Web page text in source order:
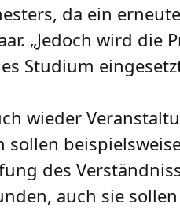
da ein
„Jedoch wird die
Studium
wieder
des
auch sie